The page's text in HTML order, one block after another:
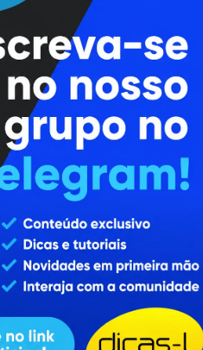
Cursos
Enviar Dica
Contato
RSS